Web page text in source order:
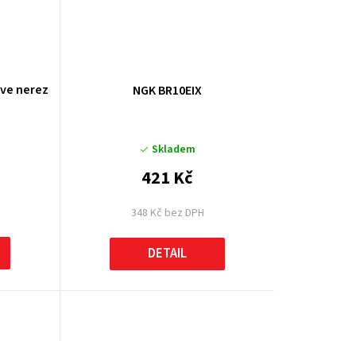
nerez NGK BR10EIX
Skladem
348 Kč bez DPH
421 Kč
DETAIL